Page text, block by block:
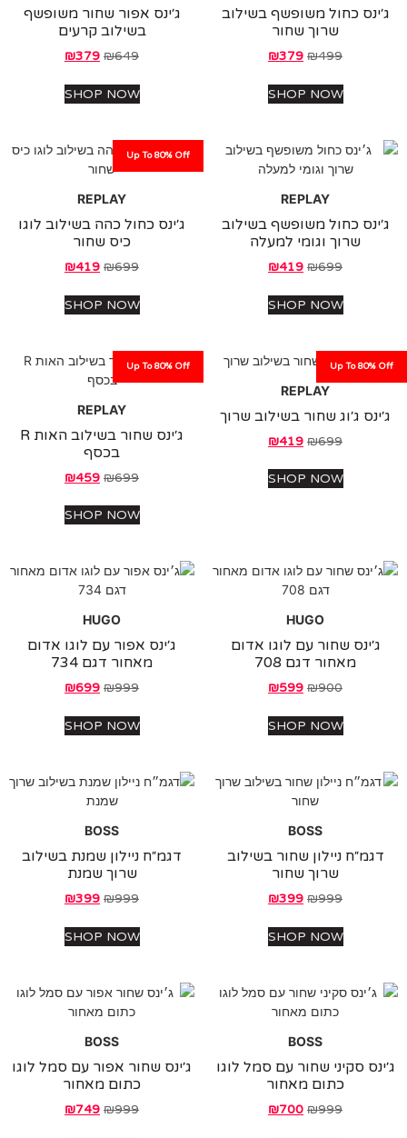
כחול משופשף בשילוב
שרוך שחור
₪
₪379
SHOP NOW
ג׳ינס אפור שחור משופשף
בשילוב קרעים
₪
₪379
SHOP NOW
REPLAY
כחול משופשף בשילוב
שרוך וגומי למעלה
₪
₪419
SHOP NOW
Up To 80% Off
REPLAY
ג׳ינס כחול כהה בשילוב לוגו
כיס שחור
₪
₪419
SHOP NOW
Up To
REPLAY
ג׳וג שחור בשילוב שרוך
₪
₪419
SHOP NOW
Up To 80% Off
REPLAY
ג׳ינס שחור בשילוב האות R
בכסף
₪
₪459
SHOP NOW
HUGO
שחור עם לוגו אדום
מאחור דגם 708
₪
₪599
SHOP NOW
HUGO
ג׳ינס אפור עם לוגו אדום
מאחור דגם 734
₪
₪699
SHOP NOW
BOSS
ניילון שחור בשילוב
שרוך שחור
₪
₪399
SHOP NOW
BOSS
דגמ״ח ניילון שמנת בשילוב
שרוך שמנת
₪
₪399
SHOP NOW
BOSS
סקיני שחור עם סמל לוגו
כתום מאחור
₪
₪700
BOSS
ג׳ינס שחור אפור עם סמל לוגו
כתום מאחור
₪
₪749